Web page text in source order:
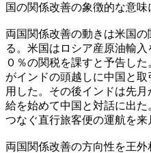
国の関係改善の象徴的な意味
両国関係改善の動きは米国
る。米国はロシア産原油輸
０％の関税を課すと予告し
がインドの頭越しに中国と
用した。その後インドは先
給を始めて中国と対話に出
つなぐ直行旅客便の運航を来
両国関係改善の方向性を王